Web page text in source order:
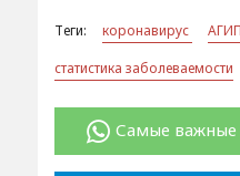
Теги: коронавирус
статистика заболеваемости
Самые важные